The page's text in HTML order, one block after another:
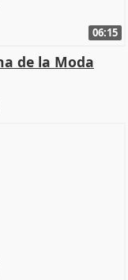
06:15
de la Moda